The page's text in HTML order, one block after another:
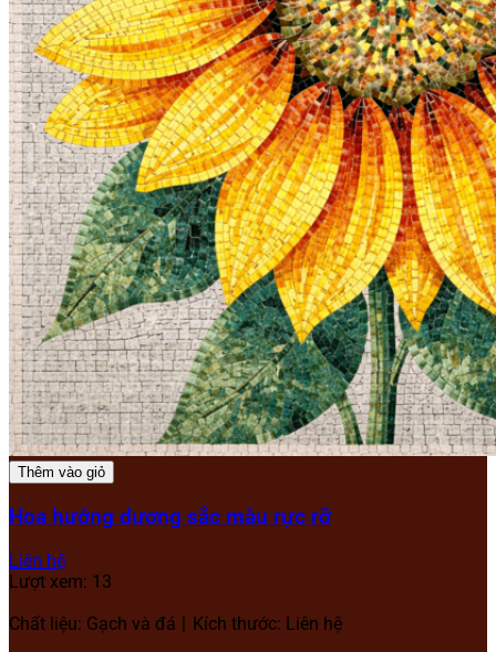
Thêm vào giỏ
Hoa hướng dương sắc màu rực rỡ
Liên hệ
Lượt xem: 13
Chất liệu: Gạch và đá
Kích thước: Liên hệ